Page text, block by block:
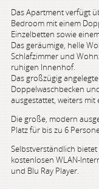
Das Apartment verfügt
Bedroom mit einem
Einzelbetten sowie
Das geräumige, helle
Schlafzimmer und
ruhigen Innenhof.
Das großzügig
Doppelwaschbecken
ausgestattet, weiters
Die große, modern
Platz für bis zu 6
Selbstverständlich
kostenlosen WLAN-
und Blu Ray Player.